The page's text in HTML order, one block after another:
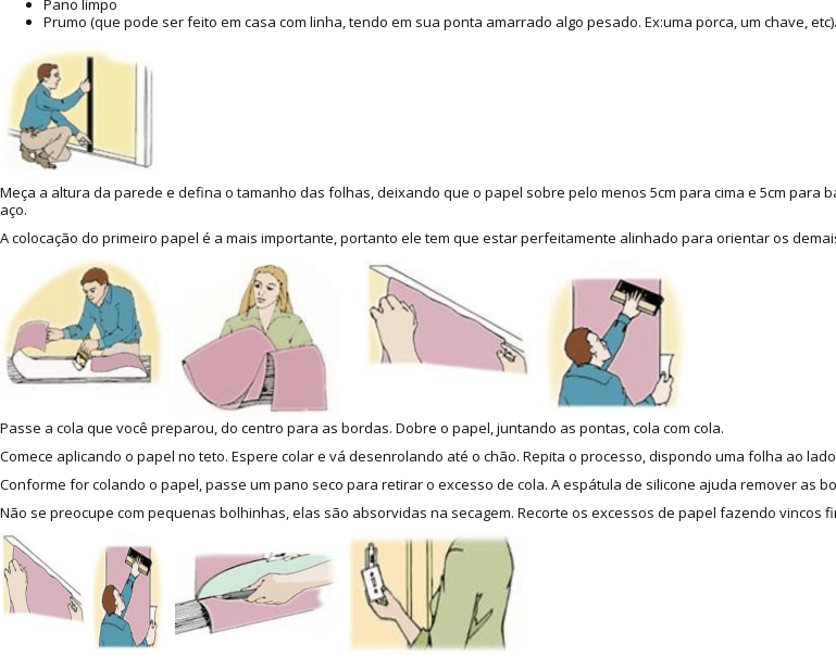
Pano limpo
Prumo (que pode ser feito em casa com linha, tendo em sua ponta amarrado algo pesado. Ex:uma porca, um chave, etc).
Meça a altura da parede e defina o tamanho das folhas, deixando que o papel sobre pelo menos 5cm para cima e 5cm
aço.
A colocação do primeiro papel é a mais importante, portanto ele tem que estar perfeitamente alinhado para orientar os
Passe a cola que você preparou, do centro para as bordas. Dobre o papel, juntando as pontas, cola com cola.
Comece aplicando o papel no teto. Espere colar e vá desenrolando até o chão. Repita o processo, dispondo uma folha ao
Conforme for colando o papel, passe um pano seco para retirar o excesso de cola. A espátula de silicone ajuda remover as
Não se preocupe com pequenas bolhinhas, elas são absorvidas na secagem. Recorte os excessos de papel fazendo